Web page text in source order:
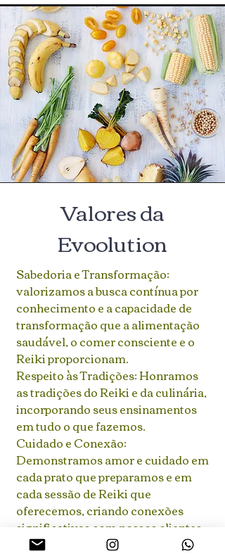
Valores da
Evoolution
Sabedoria e Transformação:
valorizamos a busca contínua por
conhecimento e a capacidade de
transformação que a alimentação
saudável, o comer consciente e o
Reiki proporcionam.
Respeito às Tradições: Honramos
as tradições do Reiki e da culinária,
incorporando seus ensinamentos
em tudo o que fazemos.
Cuidado e Conexão:
Demonstramos amor e cuidado em
cada prato que preparamos e em
cada sessão de Reiki que
oferecemos, criando conexões
significativas com nossos clientes.
Compartilhamento de Sabedoria: